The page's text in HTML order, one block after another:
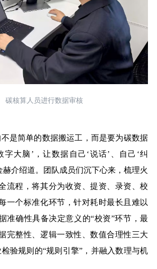
碳核算人员进行数据审核
简单的数据搬运工，而是要为碳数据
字大脑’，让数据自己‘说话’、自己‘纠
赫介绍道。团队成员们沉下心来，梳理火
流程，将其分为收资、提资、录资、校
一个标准化环节，针对耗时最长且难以
准确性具备决定意义的“校资”环节，最
完整性、逻辑一致性、数值合理性三大
验规则的“规则引擎”，并融入数理与机